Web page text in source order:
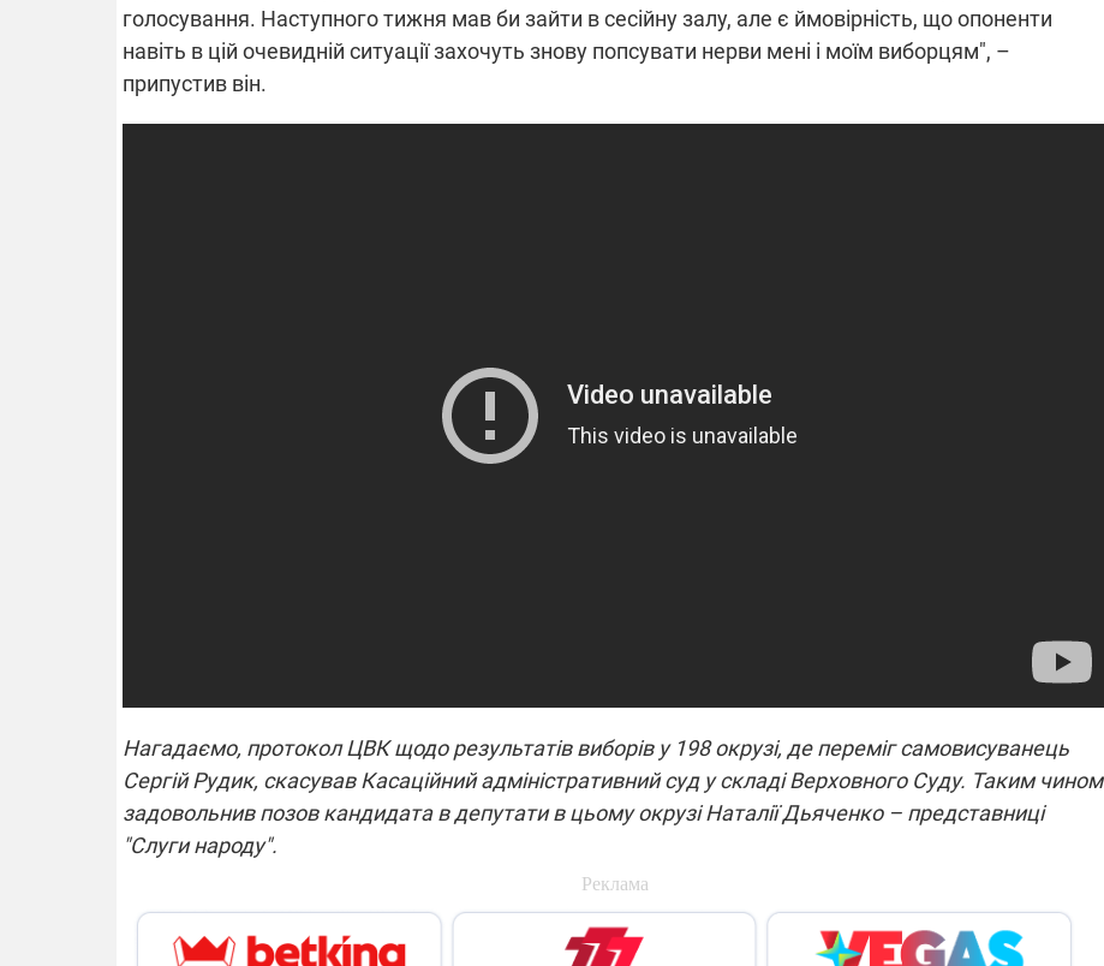
голосування. Наступного тижня мав би зайти в сесійну залу, але є ймовірність, що опоненти
навіть в цій очевидній ситуації захочуть знову попсувати нерви мені і моїм виборцям", –
припустив він.
Нагадаємо, протокол ЦВК щодо результатів виборів у 198 окрузі, де переміг самовисуванець
Сергій Рудик, скасував Касаційний адміністративний суд у складі Верховного Суду. Таким чином
задовольнив позов кандидата в депутати в цьому окрузі Наталії Дьяченко – представниці
"Слуги народу".
"Око та щит": дрони,
збір коштів на потреби
"Відправте
Вернадського на
фронт": стрілецька
НРК Numo